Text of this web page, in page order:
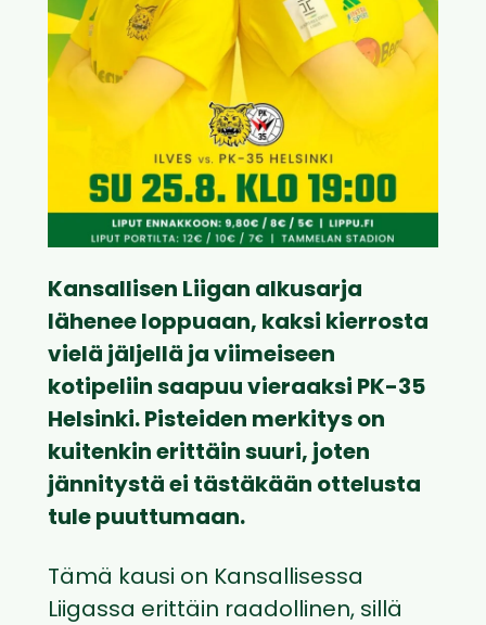
Kansallisen Liigan alkusarja
lähenee loppuaan, kaksi kierrosta
vielä jäljellä ja viimeiseen
kotipeliin saapuu vieraaksi PK-35
Helsinki. Pisteiden merkitys on
kuitenkin erittäin suuri, joten
jännitystä ei tästäkään ottelusta
tule puuttumaan.
Tämä kausi on Kansallisessa
Liigassa erittäin raadollinen, sillä